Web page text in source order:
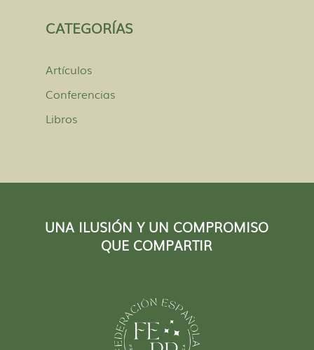
CATEGORÍAS
Artículos
Conferencias
Libros
UNA ILUSIÓN Y UN COMPROMISO
QUE COMPARTIR